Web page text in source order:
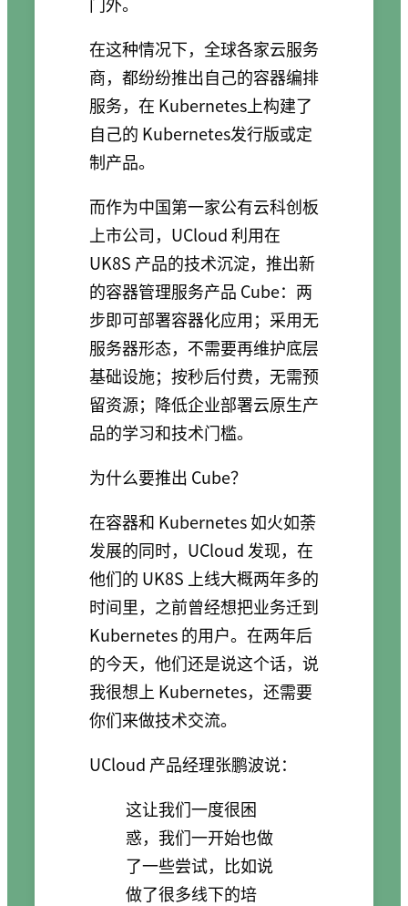
在这种情况下，全球各家云服务
商，都纷纷推出自己的容器编排
服务，在 Kubernetes上构建了
自己的 Kubernetes发行版或定
制产品。
而作为中国第一家公有云科创板
上市公司，UCloud 利用在
UK8S 产品的技术沉淀，推出新
的容器管理服务产品 Cube：两
步即可部署容器化应用；采用无
服务器形态，不需要再维护底层
基础设施；按秒后付费，无需预
留资源；降低企业部署云原生产
品的学习和技术门槛。
为什么要推出 Cube？
在容器和 Kubernetes 如火如荼
发展的同时，UCloud 发现，在
他们的 UK8S 上线大概两年多的
时间里，之前曾经想把业务迁到
Kubernetes 的用户。在两年后
的今天，他们还是说这个话，说
我很想上 Kubernetes，还需要
你们来做技术交流。
UCloud 产品经理张鹏波说：
这让我们一度很困
惑，我们一开始也做
了一些尝试，比如说
做了很多线下的培